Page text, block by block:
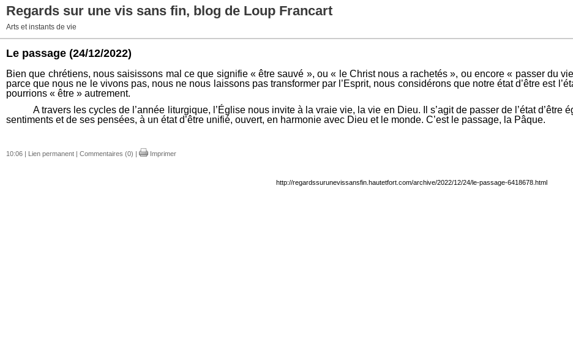
Regards sur une vis sans fin, blog de Loup Francart
Arts et instants de vie
Le passage (24/12/2022)
Bien que chrétiens, nous saisissons mal ce que signifie « être sauvé », ou « le Christ nous a rachetés », ou encore « passer du
parce que nous ne le vivons pas, nous ne nous laissons pas transformer par l’Esprit, nous considérons que notre état d’être est
pourrions « être » autrement.
A travers les cycles de l’année liturgique, l’Église nous invite à la vraie vie, la vie en Dieu. Il s’agit de passer de l’état d’être
sentiments et de ses pensées, à un état d’être unifié, ouvert, en harmonie avec Dieu et le monde. C’est le passage, la Pâque.
10:06 | Lien permanent | Commentaires (0) | Imprimer
http://regardssurunevissansfin.hautetfort.com/archive/2022/12/24/le-passage-6418678.html